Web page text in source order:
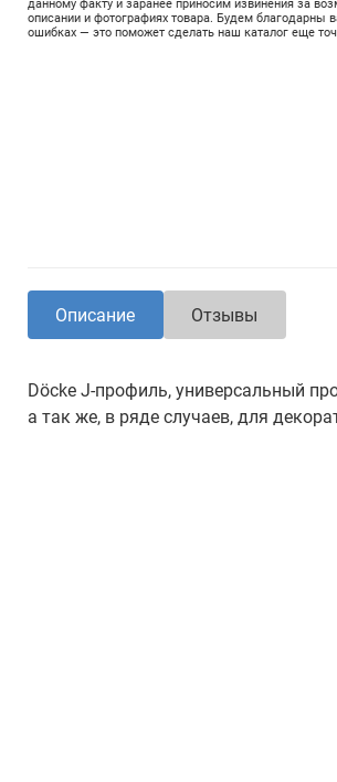
данному факту и заранее приносим извинения за
описании и фотографиях товара. Будем благодарны
ошибках — это поможет сделать наш каталог еще
Описание Отзывы
Döcke J-профиль, универсальный
а так же, в ряде случаев, для